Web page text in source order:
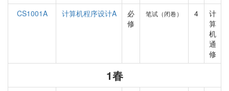
CS1001A
计算机程序设计A
必
修
笔试（闭卷） 4
计
算
机
通
修
1春